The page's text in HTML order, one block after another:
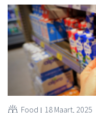
Food 18 Maart, 2025